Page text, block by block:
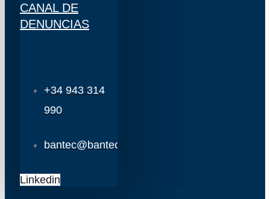
CANAL DE
DENUNCIAS
+34 943 314
990
bantec@bantec.es
Linkedin